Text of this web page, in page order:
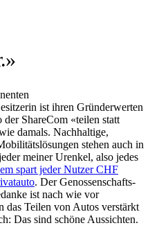
ist ihren Gründerwerten
ShareCom «teilen statt
damals. Nachhaltige,
stehen auch in
meiner Urenkel, also jedes
spart jeder Nutzer CHF
. Der Genossenschafts-
ist nach wie vor
das Teilen von Autos verstärkt
Das sind schöne Aussichten.